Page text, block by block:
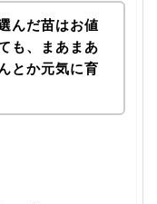
んだ苗はお値
も、まあまあ
とか元気に育